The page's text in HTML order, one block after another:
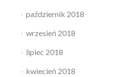
październik 2018
wrzesień 2018
lipiec 2018
kwiecień 2018